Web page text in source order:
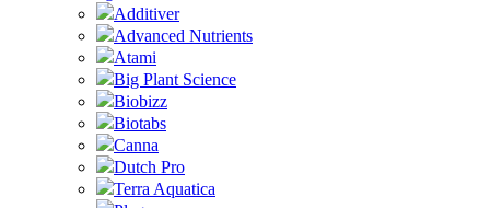
Additiver
Advanced Nutrients
Atami
Big Plant Science
Biobizz
Biotabs
Canna
Dutch Pro
Terra Aquatica